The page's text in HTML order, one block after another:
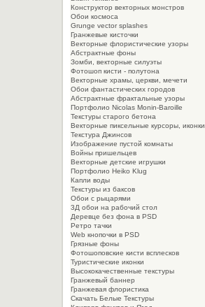
Конструктор векторных монстров
Обои космоса
Grunge vector splashes
Гранжевые кисточки
Векторные флористические узоры
Абстрактные фоны
Зомби, векторные силуэты
Фотошоп кисти - полутона
Векторные храмы, церкви, мечети
Обои фантастических городов
Абстрактные фрактальные узоры
Портфолио Nicolas Monin-Baroille
Текстуры старого бетона
Векторные пиксельные курсоры, иконки
Текстура Джинсов
Изображение пустой комнаты
Войны пришельцев
Векторные детские игрушки
Портфолио Heiko Klug
Капли воды
Текстуры из баксов
Обои с рыцарями
3Д обои на рабочий стол
Деревце без фона в PSD
Ретро тачки
Web кнопочки в PSD
Грязные фоны
Фотошоповские кисти всплесков
Туристические иконки
Высококачественные текстуры
Гранжевый баннер
Гранжевая флористика
Скачать Белые Текстуры